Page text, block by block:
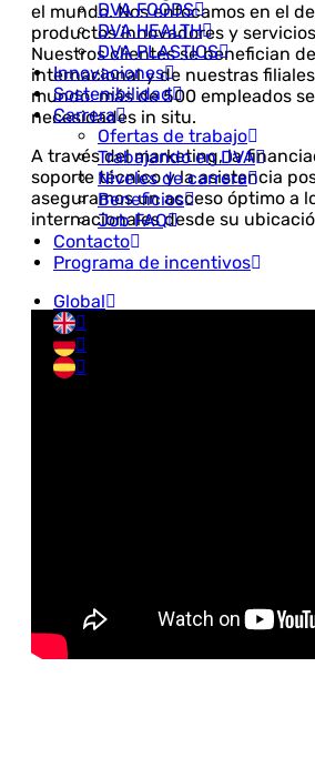
DVA FOODS
DVA HEALTH
DVA PLASTICS
Innovaciones
Sostenibilidad
Carrera
Ofertas de trabajo
Trabajando en DVA
Niveles de carrera
Beneficios
Job FAQ
Contacto
Programa de incentivos
Global
el mundo. Nos enfocamos en el
productos innovadores y
Nuestros clientes se benefician
internacional y de nuestras
mundo: más de 500 empleados
necesidades in situ.
A través del marketing, la
soporte técnico y la asistencia
aseguramos un acceso óptimo a
internacionales desde su